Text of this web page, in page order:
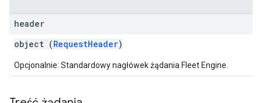
header
object (RequestHeader)
Opcjonalnie: Standardowy nagłówek żądania Fleet Engine.